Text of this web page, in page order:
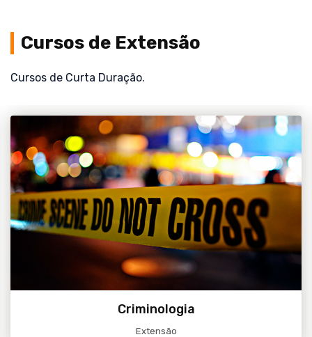
Cursos de Extensão
Cursos de Curta Duração.
Criminologia
Extensão
Acessar